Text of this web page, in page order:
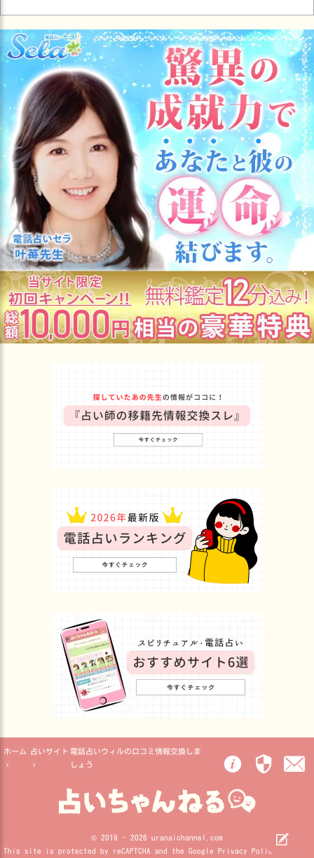
ホーム 占いサイト 電話占いウィルの口コミ情報交換しま
しょう
© 2019 - 2026 uranaichannel.com
This site is protected by reCAPTCHA and the Google Privacy Policy
